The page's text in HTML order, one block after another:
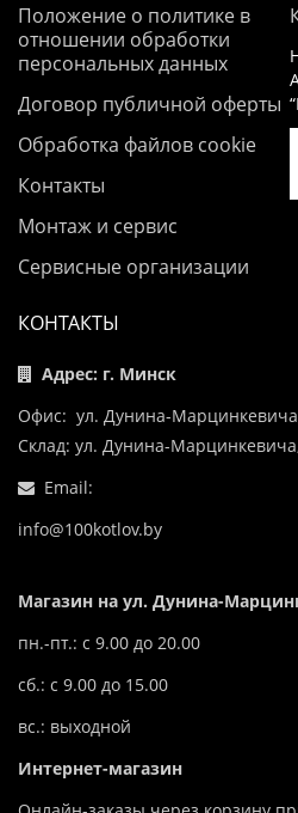
Положение о политике в
отношении обработки
персональных данных
Договор публичной оферты
Обработка файлов cookie
Контакты
Монтаж и сервис
Сервисные организации
КОНТАКТЫ
Адрес: г. Минск
Офис: ул. Дунина-
Склад: ул. Дунина-
Email:
info@100kotlov.by
Магазин на ул. Дунина-
пн.-пт.: с 9.00 до 20.00
сб.: с 9.00 до 15.00
вс.: выходной
Интернет-магазин